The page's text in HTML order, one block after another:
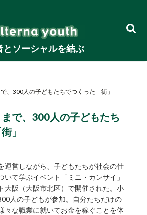
とソーシャルを結ぶ
、300人の子どもたちでつくった「街」
で、300人の子どもたち
」
運営しながら、子どもたちが社会の仕
いて学ぶイベント「ミニ・カンサイ」
大阪（大阪市北区）で開催された。小
人の子どもが参加。自分たちだけの
々な職業に就いてお金を稼ぐことを体